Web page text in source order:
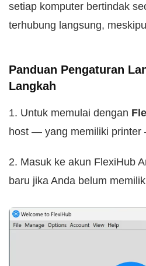
setiap komputer bertindak
terhubung langsung,
Panduan Pengaturan
Langkah
1. Untuk memulai dengan
host — yang memiliki
2. Masuk ke akun FlexiHub
baru jika Anda belum